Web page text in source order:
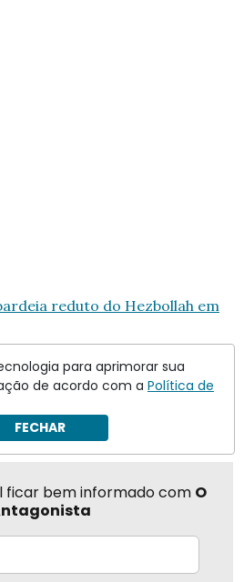
reduto do Hezbollah em
ficar bem informado com O
para aprimorar sua
de acordo com a Política de
FECHAR